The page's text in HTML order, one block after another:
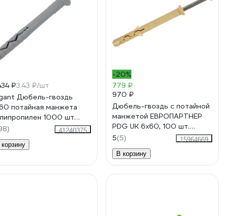
₽3.43 ₽/шт
Дюбель-гвоздь
потайная манжета
1000 шт
41240375
-20%
779 ₽
970 ₽
Дюбель-гвоздь с потайной
манжетой ЕВРОПАРТНЕР
PDG UK 6x60, 100 шт.
76091188
5(5)
15964669
В корзину